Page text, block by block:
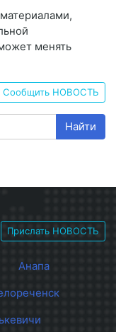
менять
Сообщить НОВОСТЬ
Найти
Прислать НОВОСТЬ
Анапа